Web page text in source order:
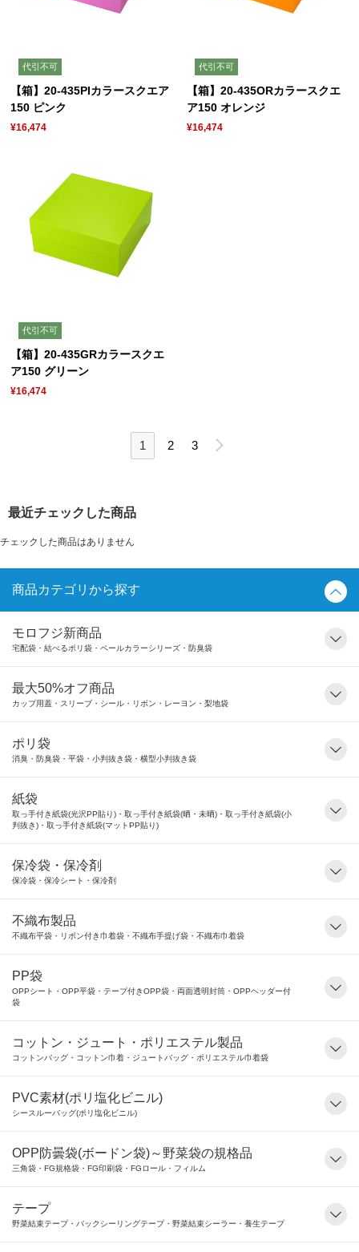
代引不可
【箱】20-435PIカラースクエア
150 ピンク
¥16,474
代引不可
【箱】20-435ORカラースクエ
ア150 オレンジ
¥16,474
代引不可
【箱】20-435GRカラースクエ
ア150 グリーン
¥16,474
1 2 3
最近チェックした商品
チェックした商品はありません
商品カテゴリから探す
モロフジ新商品
宅配袋・結べるポリ袋・ペールカラーシリーズ・防臭袋
最大50%オフ商品
カップ用蓋・スリーブ・シール・リボン・レーヨン・梨地袋
ポリ袋
消臭・防臭袋・平袋・小判抜き袋・横型小判抜き袋
紙袋
取っ手付き紙袋(光沢PP貼り)・取っ手付き紙袋(晒・未晒)・取っ手付き紙袋(小
判抜き)・取っ手付き紙袋(マットPP貼り)
保冷袋・保冷剤
保冷袋・保冷シート・保冷剤
不織布製品
不織布平袋・リボン付き巾着袋・不織布手提げ袋・不織布巾着袋
PP袋
OPPシート・OPP平袋・テープ付きOPP袋・両面透明封筒・OPPヘッダー付
袋
コットン・ジュート・ポリエステル製品
コットンバッグ・コットン巾着・ジュートバッグ・ポリエステル巾着袋
PVC素材(ポリ塩化ビニル)
シースルーバッグ(ポリ塩化ビニル)
OPP防曇袋(ボードン袋)～野菜袋の規格品
三角袋・FG規格袋・FG印刷袋・FGロール・フィルム
テープ
野菜結束テープ・バックシーリングテープ・野菜結束シーラー・養生テープ